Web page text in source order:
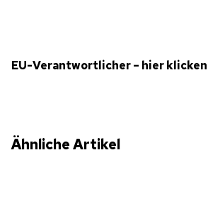
EU-Verantwortlicher – hier
Ähnliche Artikel